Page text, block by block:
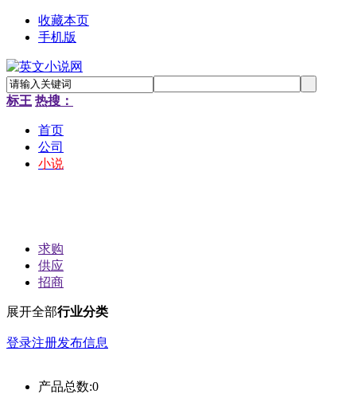
收藏本页
手机版
标王 热搜：
首页
公司
小说
求购
供应
招商
展开全部行业分类
登录注册发布信息
产品总数:0